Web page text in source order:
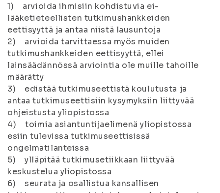
1) arvioida ihmisiin kohdistuvia ei-
lääketieteellisten tutkimushankkeiden
eettisyyttä ja antaa niistä lausuntoja
2) arvioida tarvittaessa myös muiden
tutkimushankkeiden eettisyyttä, ellei
lainsäädännössä arviointia ole muille tahoille
määrätty
3) edistää tutkimuseettistä koulutusta ja
antaa tutkimuseettisiin kysymyksiin liittyvää
ohjeistusta yliopistossa
4) toimia asiantuntijaelimenä yliopistossa
esiin tulevissa tutkimuseettisissä
ongelmatilanteissa
5) ylläpitää tutkimusetiikkaan liittyvää
keskustelua yliopistossa
6) seurata ja osallistua kansallisen